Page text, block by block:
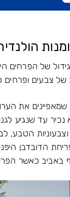
של הפרחים
צבעים ופרחים
את
עד שנגיע
וצבעוניות הטבע,
הדובדבן
באביב כאשר